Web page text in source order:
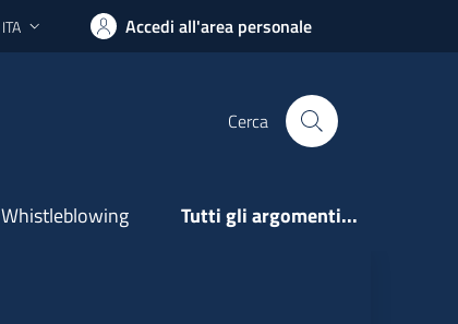
Lingua attiva:
ITA Accedi all'area personale
Cerca
Whistleblowing Tutti gli argomenti...